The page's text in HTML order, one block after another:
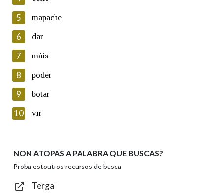
Lin e acepto as condicións da política de
Introduce o código que aparece na imaxe:
Texto de verificación
Enviar
5 mapache
6 dar
7 máis
8 poder
9 botar
10 vir
NON ATOPAS A PALABRA QUE BUSCAS?
Proba estoutros recursos de busca
Tergal